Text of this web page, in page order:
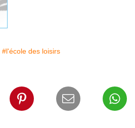
#l'école des loisirs